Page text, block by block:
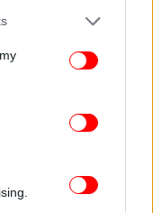
or more Google
You may click to
party tags to
in below Google
της αυξητικής
καθηγητής
εξήγησε
μετρήσεις, που
διάστημα,